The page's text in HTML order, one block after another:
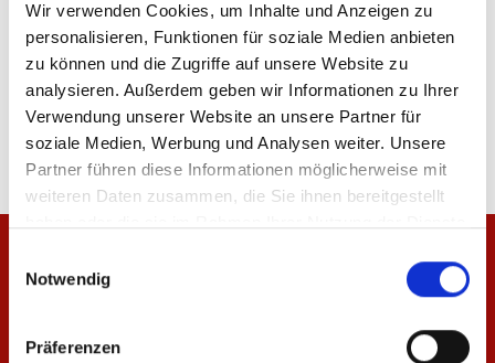
Wir verwenden Cookies, um Inhalte und Anzeigen zu
personalisieren, Funktionen für soziale Medien anbieten
zu können und die Zugriffe auf unsere Website zu
analysieren. Außerdem geben wir Informationen zu Ihrer
Verwendung unserer Website an unsere Partner für
soziale Medien, Werbung und Analysen weiter. Unsere
Partner führen diese Informationen möglicherweise mit
weiteren Daten zusammen, die Sie ihnen bereitgestellt
Notwendig
Präferenzen
Schal Einmal, Immer
24,95 €
Schal 1. FSV Mainz 05
22,95 €